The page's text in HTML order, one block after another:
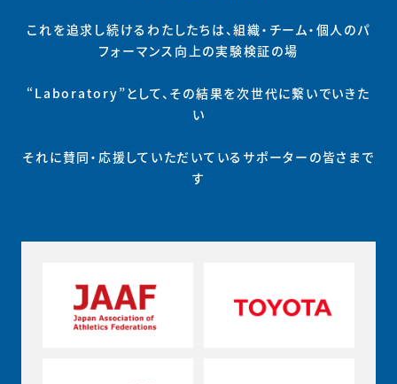
これを追求し続けるわたしたちは、組織・チーム・個人のパ
フォーマンス向上の実験検証の場
“Laboratory”として、その結果を次世代に繋いでいきた
い
それに賛同・応援していただいているサポーターの皆さまで
す